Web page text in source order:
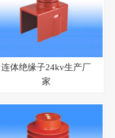
连体绝缘子24kv生产厂
家